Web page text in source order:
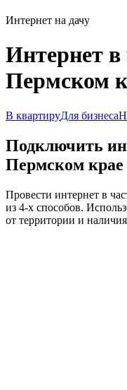
Интернет на дачу
Интернет
Пермском
В квартируДля бизнеса
Подключить
Пермском крае
Провести интернет в
из 4-х способов.
от территории и